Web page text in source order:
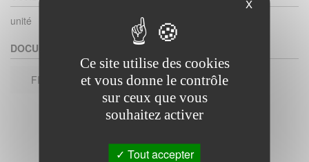
unité
DOCUMENTS
FICHE TECHNIQUE
X
Ce site utilise des cookies
et vous donne le contrôle
sur ceux que vous
souhaitez activer
Tout accepter